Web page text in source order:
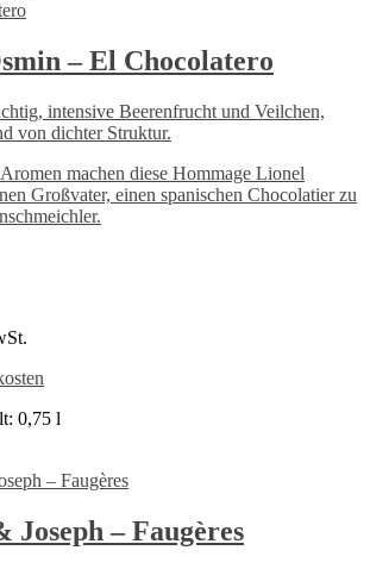
– El Chocolatero
intensive Beerenfrucht und Veilchen,
von dichter Struktur.
machen diese Hommage Lionel
Großvater, einen spanischen Chocolatier zu
0,75 l
Joseph – Faugères